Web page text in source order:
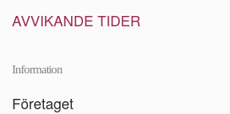
AVVIKANDE TIDER
Information
Företaget